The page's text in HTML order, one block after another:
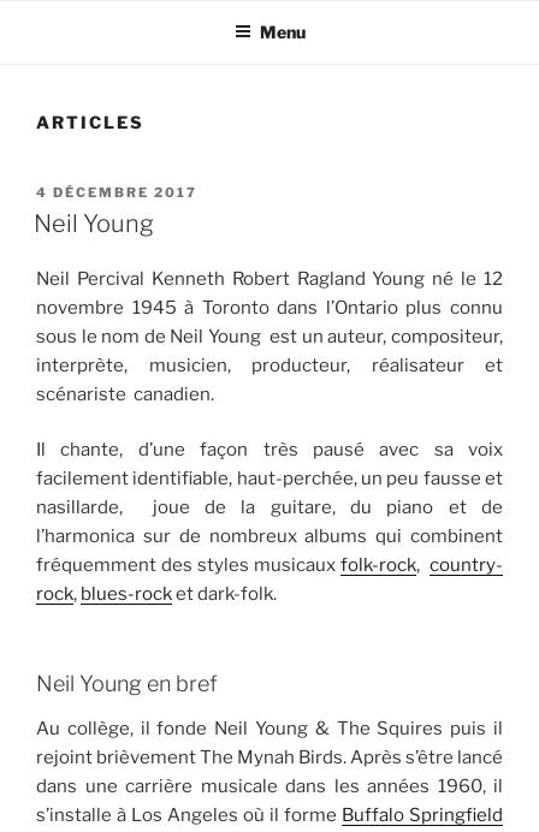
Menu
ARTICLES
PUBLIÉ
LE
4 DÉCEMBRE 2017
Neil Young
Neil Percival Kenneth Robert Ragland Young né le 12
novembre 1945 à Toronto dans l’Ontario plus connu
sous le nom de Neil Young est un auteur, compositeur,
interprète, musicien, producteur, réalisateur et
scénariste canadien.
Il chante, d’une façon très pausé avec sa voix
facilement identifiable, haut-perchée, un peu fausse et
nasillarde, joue de la guitare, du piano et de
l’harmonica sur de nombreux albums qui combinent
fréquemment des styles musicaux folk-rock, country-
rock, blues-rocket dark-folk.
Neil Young en bref
Au collège, il fonde Neil Young & The Squires puis il
rejoint brièvement The Mynah Birds. Après s’être lancé
dans une carrière musicale dans les années 1960, il
s’installe à Los Angeles où il forme Buffalo Springfield